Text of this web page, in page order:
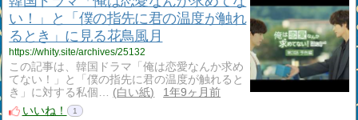
い！」と「僕の指先に君の温度が触れ
るとき」に見る花鳥風月
https://whity.site/archives/25132
この記事は、韓国ドラマ「俺は恋愛なんか求め
てない！」と「僕の指先に君の温度が触れると
き」に対する私個…
白い紙
1年9ヶ月前
いいね！
1